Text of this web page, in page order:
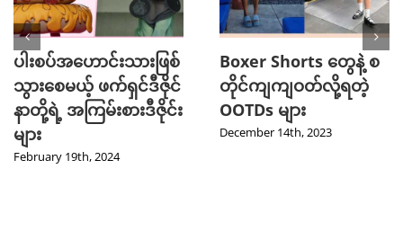
ပါးစပ်အဟောင်းသားဖြစ်
သွားစေမယ့် ဖက်ရှင်ဒီဇိုင်
နာတို့ရဲ့ အကြမ်းစားဒီဇိုင်း
များ
February 19th, 2024
Boxer Shorts တွေနဲ့ စ
တိုင်ကျကျဝတ်လို့ရတဲ့
OOTDs များ
December 14th, 2023